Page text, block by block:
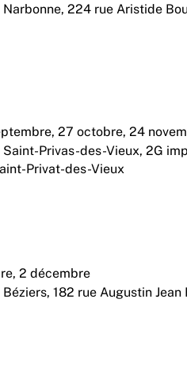
224 rue Aristide
27 octobre, 24
Privas-des-Vieux, 2G
Privat-des-Vieux
2 décembre
182 rue Augustin Jean